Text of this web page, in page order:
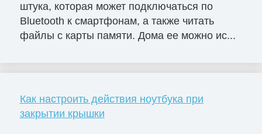
штука, которая может подключаться по
Bluetooth к смартфонам, а также читать
файлы с карты памяти. Дома ее можно ис...
Как настроить действия ноутбука при
закрытии крышки